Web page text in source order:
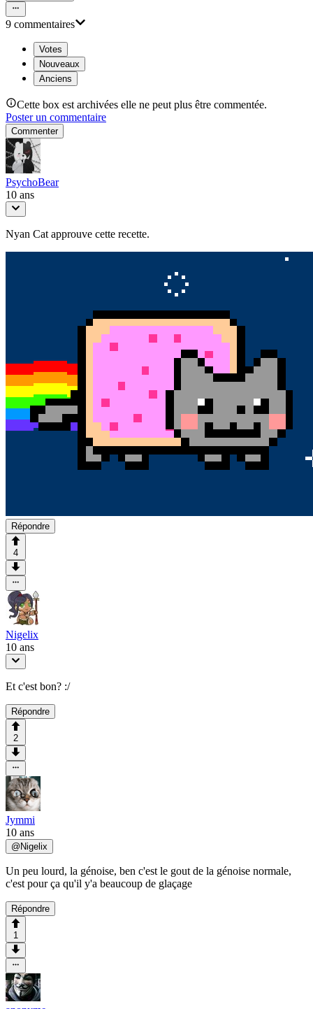
9 commentaires
Votes
Nouveaux
Anciens
Cette box est archivées elle ne peut plus être commentée.
Poster un commentaire
Commenter
PsychoBear
10 ans
Nyan Cat approuve cette recette.
Répondre
4
Nigelix
10 ans
Et c'est bon? :/
Répondre
2
Jymmi
10 ans
@ Nigelix
Un peu lourd, la génoise, ben c'est le gout de la génoise normale,
c'est pour ça qu'il y'a beaucoup de glaçage
Répondre
1